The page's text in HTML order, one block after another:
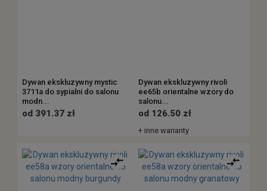
Dywan ekskluzywny mystic
3711a do sypialni do salonu
modn...
od 391.37 zł
Dywan ekskluzywny rivoli
ee65b orientalne wzory do
salonu...
od 126.50 zł
+ inne warianty